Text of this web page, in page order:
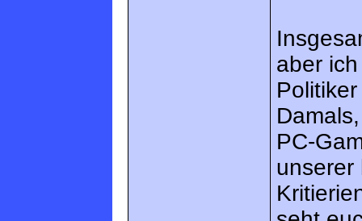
aber
PC-
unserer